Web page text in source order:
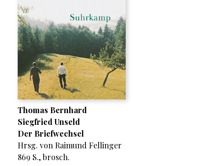
Thomas Bernhard
Siegfried Unseld
Der Briefwechsel
Hrsg. von Raimund Fellinger
869 S., brosch.